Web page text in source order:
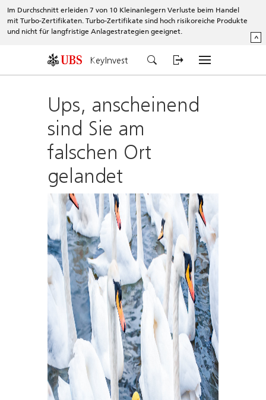
Im Durchschnitt erleiden 7 von 10 Kleinanlegern Verluste beim Handel
mit Turbo-Zertifikaten. Turbo-Zertifikate sind hoch risikoreiche Produkte
und nicht für langfristige Anlagestrategien geeignet.
^
KeyInvest
Ups, anscheinend
sind Sie am
falschen Ort
gelandet